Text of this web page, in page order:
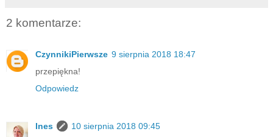
2 komentarze:
CzynnikiPierwsze 9 sierpnia 2018 18:47
przepiękna!
Odpowiedz
Ines
10 sierpnia 2018 09:45